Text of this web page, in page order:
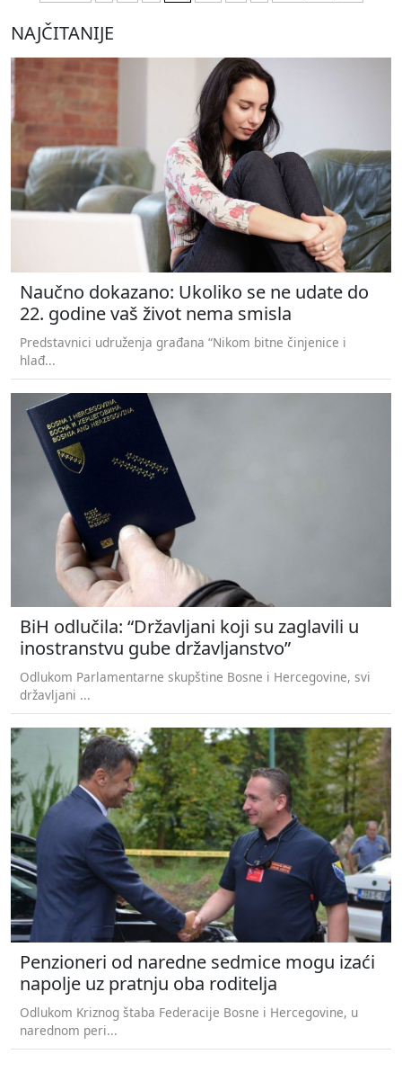
NAJČITANIJE
Naučno dokazano: Ukoliko se ne udate do
22. godine vaš život nema smisla
Predstavnici udruženja građana “Nikom bitne činjenice i
hlađ...
BiH odlučila: “Državljani koji su zaglavili u
inostranstvu gube državljanstvo”
Odlukom Parlamentarne skupštine Bosne i Hercegovine, svi
državljani ...
Penzioneri od naredne sedmice mogu izaći
napolje uz pratnju oba roditelja
Odlukom Kriznog štaba Federacije Bosne i Hercegovine, u
narednom peri...